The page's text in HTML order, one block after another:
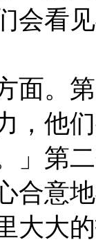
会看
面。
，他
」第
合意
大大